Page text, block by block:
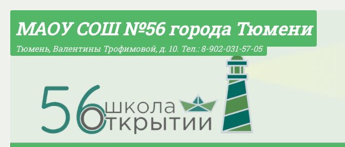
МАОУ СОШ №56 города Тюмени
Тюмень, Валентины Трофимовой, д. 10. Тел.: 8-902-031-57-05